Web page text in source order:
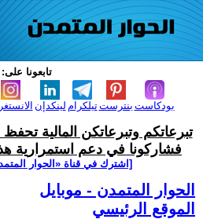
تابعونا على:
لينكدإن تيلكرامبنترست بودكاست
تبرعاتكم وتبرعاتكن المالية
فشاركونا في دعم استمرارية
[اشترك في قناة ‫«الحوار
الحوار المتمدن - موبايل
الموقع الرئيسي